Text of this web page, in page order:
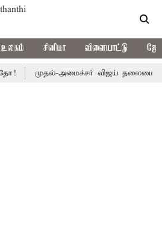
உலகம் சினிமா விளையாட்டு
முதல்-அமைச்சர் விஜய் தலைமையில் இன்று